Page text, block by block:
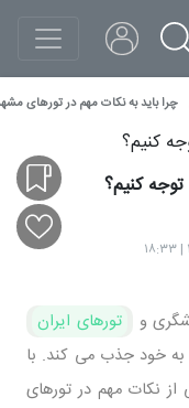
چرا باید به نکات مهم در تورهای
کنیم؟
و
تورهای ایران
به خود جذب می ‌کند. با
از نکات مهم در تورهای